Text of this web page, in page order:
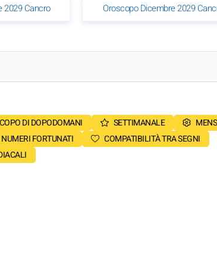
2029 Cancro Oroscopo Dicembre 2029
DI DOPODOMANI SETTIMANALE
NUMERI FORTUNATI
COMPATIBILITÀ TRA SEGNI